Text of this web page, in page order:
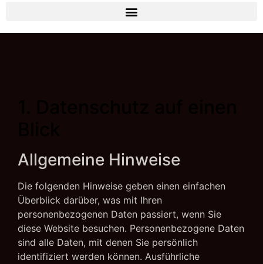
Allgemeine Hinweise
Die folgenden Hinweise geben einen einfachen
Überblick darüber, was mit Ihren
personenbezogenen Daten passiert, wenn Sie
diese Website besuchen. Personenbezogene Daten
sind alle Daten, mit denen Sie persönlich
identifiziert werden können. Ausführliche